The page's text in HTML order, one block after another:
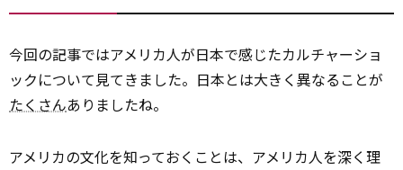
今回の記事ではアメリカ人が日本で感じたカルチャーショ
ックについて見てきました。日本とは大きく異なることが
たくさんありましたね。
アメリカの文化を知っておくことは、アメリカ人を深く理